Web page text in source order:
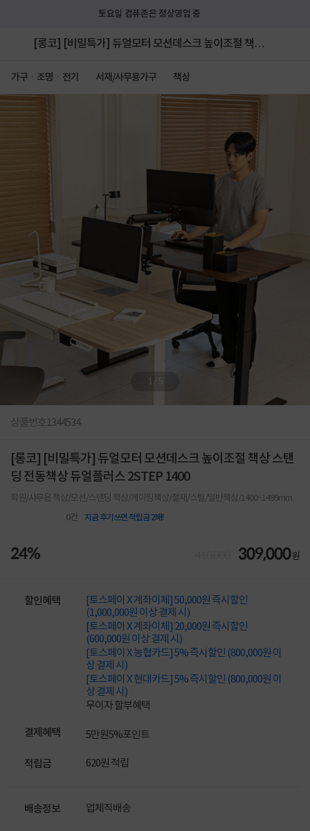
토요일 컴퓨존은 정상영업 중
[롱코] [비밀특가] 듀얼모터 모션데스크 높이조절 책상
가구ㆍ조명ㆍ전기 서재/사무용가구 책상
1
상품번호1344534
[롱코] [비밀특가] 듀얼모터 모션데스크 높이조절 책상 스탠
딩 전동책상 듀얼플러스 2STEP 1400
학원/사무용 책상/모션/스탠딩 책상/게이밍책상/철재/스틸/일반책상/1400~1499mm
0건 지금 후기쓰면 적립금 2배!
24% 309,000원
할인혜택
[토스페이 X 계좌이체] 50,000원 즉시할인
(1,000,000원 이상 결제 시)
[토스페이 X 계좌이체] 20,000원 즉시할인
(600,000원 이상 결제 시)
[토스페이 X 농협카드] 5% 즉시할인 (800,000원 이
상 결제 시)
[토스페이 X 현대카드] 5% 즉시할인 (800,000원 이
상 결제 시)
무이자 할부혜택
결제혜택 5만원5%포인트
적립금 620원 적립
배송정보 업체직배송